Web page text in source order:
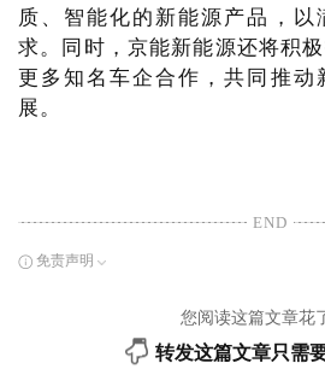
质、智能化的新能源产品，以
求。同时，京能新能源还将积
更多知名车企合作，共同推动
展。
END
免责声明
您阅读这篇文章花
转发这篇文章只需